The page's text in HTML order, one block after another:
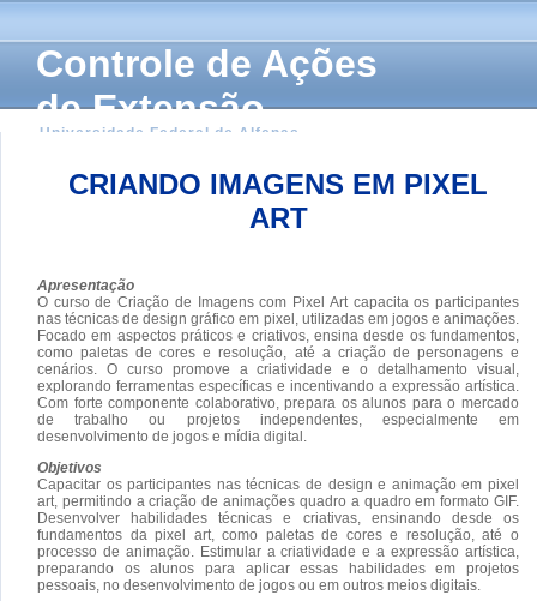
Controle de Ações
de Extensão
Universidade Federal de Alfenas
CRIANDO IMAGENS EM PIXEL
ART
Apresentação
O curso de Criação de Imagens com Pixel Art capacita os participantes
nas técnicas de design gráfico em pixel, utilizadas em jogos e animações.
Focado em aspectos práticos e criativos, ensina desde os fundamentos,
como paletas de cores e resolução, até a criação de personagens e
cenários. O curso promove a criatividade e o detalhamento visual,
explorando ferramentas específicas e incentivando a expressão artística.
Com forte componente colaborativo, prepara os alunos para o mercado
de trabalho ou projetos independentes, especialmente em
desenvolvimento de jogos e mídia digital.
Objetivos
Capacitar os participantes nas técnicas de design e animação em pixel
art, permitindo a criação de animações quadro a quadro em formato GIF.
Desenvolver habilidades técnicas e criativas, ensinando desde os
fundamentos da pixel art, como paletas de cores e resolução, até o
processo de animação. Estimular a criatividade e a expressão artística,
preparando os alunos para aplicar essas habilidades em projetos
pessoais, no desenvolvimento de jogos ou em outros meios digitais.